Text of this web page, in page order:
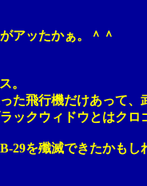
アッたかぁ。＾＾
。
飛行機だけあって、
クウィドウとはクロ
を殲滅できたかもし